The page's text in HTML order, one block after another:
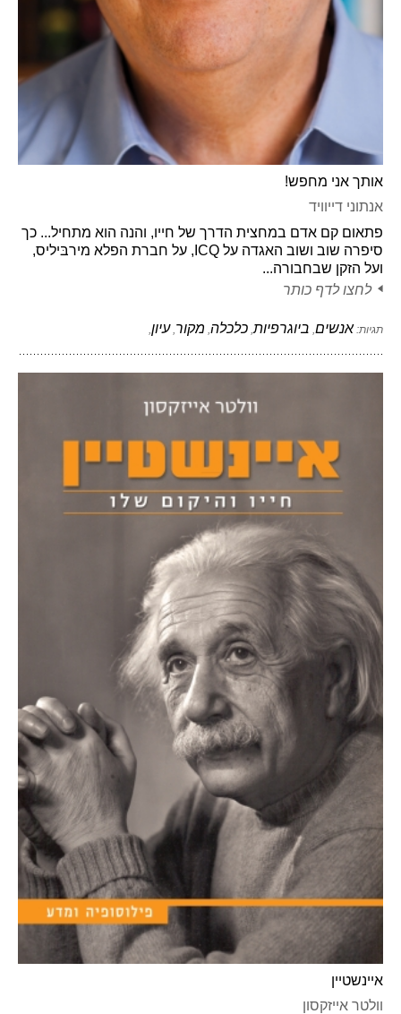
אותך אני מחפש!
אנתוני דייוויד
פתאום קם אדם במחצית הדרך של חייו, והנה הוא מתחיל... כך
סיפרה שוב ושוב האגדה על ICQ, על חברת הפלא מירבּיליס,
ועל הזקן שבחבורה...
לחצו לדף כותר
תגיות: אנשים, ביוגרפיות, כלכלה, מקור,עיון,
איינשטיין
וולטר אייזקסון